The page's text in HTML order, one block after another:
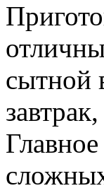
сытной